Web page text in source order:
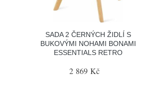
SADA 2 ČERNÝCH ŽIDLÍ S
BUKOVÝMI NOHAMI BONAMI
ESSENTIALS RETRO
2 869 Kč